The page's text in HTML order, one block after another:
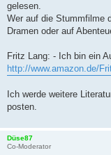
r
a
gelesen.
Wer auf die Stummfilme
Dramen oder auf
Fritz Lang: - Ich bin ein
http://www.amazon.de/
Ich werde weitere
posten.
Düse87
Co-Moderator